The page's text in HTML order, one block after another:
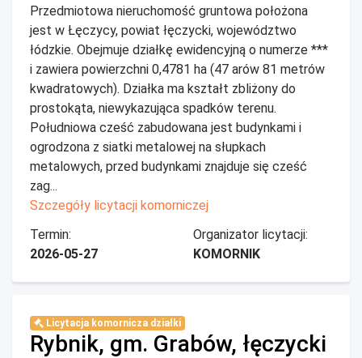
Przedmiotowa nieruchomość gruntowa położona
jest w Łęczycy, powiat łęczycki, województwo
łódzkie. Obejmuje działkę ewidencyjną o numerze ***
i zawiera powierzchni 0,4781 ha (47 arów 81 metrów
kwadratowych). Działka ma kształt zbliżony do
prostokąta, niewykazująca spadków terenu.
Południowa cześć zabudowana jest budynkami i
ogrodzona z siatki metalowej na słupkach
metalowych, przed budynkami znajduje się cześć
zag...
Szczegóły licytacji komorniczej
Termin:
2026-05-27
Organizator licytacji:
KOMORNIK
Licytacja komornicza działki
Rybnik, gm. Grabów, łęczycki